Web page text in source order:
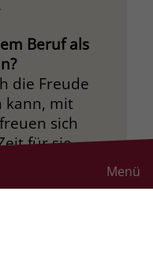
Beruf als
die Freude
kann, mit
sich
für sie
Menü